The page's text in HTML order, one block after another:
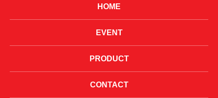
HOME
EVENT
PRODUCT
CONTACT